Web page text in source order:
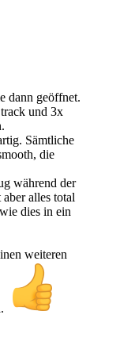
dann geöffnet.
und 3x
Sämtliche
die
während der
alles total
dies in ein
weiteren